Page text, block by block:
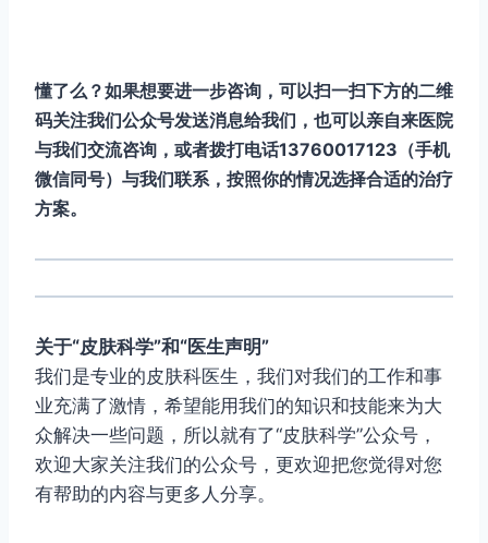
懂了么？如果想要进一步咨询，可以扫一扫下方的二维
码关注我们公众号发送消息给我们，也可以亲自来医院
与我们交流咨询，或者拨打电话13760017123（手机
微信同号）与我们联系，按照你的情况选择合适的治疗
方案。
关于“皮肤科学”和“医生声明”
我们是专业的皮肤科医生，我们对我们的工作和事
业充满了激情，希望能用我们的知识和技能来为大
众解决一些问题，所以就有了“皮肤科学”公众号，
欢迎大家关注我们的公众号，更欢迎把您觉得对您
有帮助的内容与更多人分享。